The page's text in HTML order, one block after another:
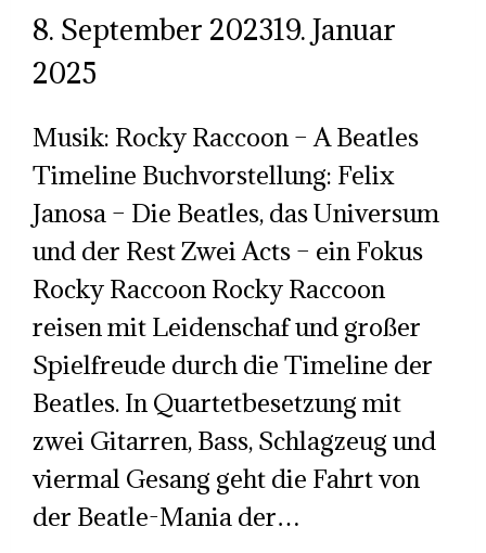
8. September 202319. Januar
2025
Musik: Rocky Raccoon – A Beatles
Timeline Buchvorstellung: Felix
Janosa – Die Beatles, das Universum
und der Rest Zwei Acts – ein Fokus
Rocky Raccoon Rocky Raccoon
reisen mit Leidenschaf und großer
Spielfreude durch die Timeline der
Beatles. In Quartetbesetzung mit
zwei Gitarren, Bass, Schlagzeug und
viermal Gesang geht die Fahrt von
der Beatle-Mania der…